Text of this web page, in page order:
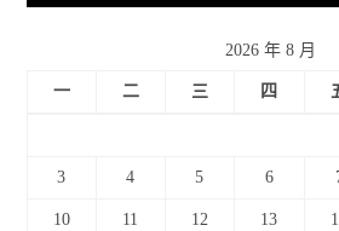
2026 年 8 月
一 二 三 四
3 4 5 6
10 11 12 13